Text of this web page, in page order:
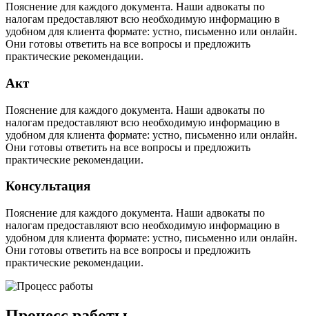
Пояснение для каждого документа. Наши адвокаты по
налогам предоставляют всю необходимую информацию в
удобном для клиента формате: устно, письменно или онлайн.
Они готовы ответить на все вопросы и предложить
практические рекомендации.
Акт
Пояснение для каждого документа. Наши адвокаты по
налогам предоставляют всю необходимую информацию в
удобном для клиента формате: устно, письменно или онлайн.
Они готовы ответить на все вопросы и предложить
практические рекомендации.
Консультация
Пояснение для каждого документа. Наши адвокаты по
налогам предоставляют всю необходимую информацию в
удобном для клиента формате: устно, письменно или онлайн.
Они готовы ответить на все вопросы и предложить
практические рекомендации.